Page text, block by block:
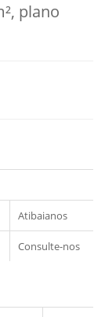
plano
Atibaianos
Consulte-nos